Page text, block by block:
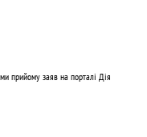
прийому заяв на порталі Дія